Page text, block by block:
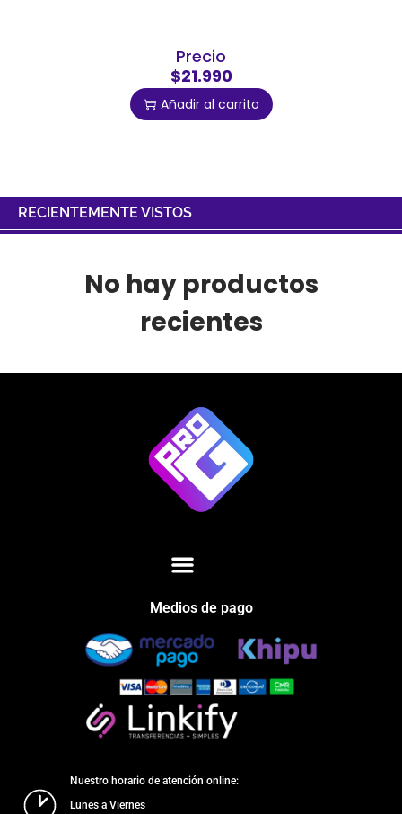
Precio
$21.990
Añadir al carrito
RECIENTEMENTE VISTOS
No hay productos
recientes
Medios de pago
Nuestro horario de atención online:
Lunes a Viernes